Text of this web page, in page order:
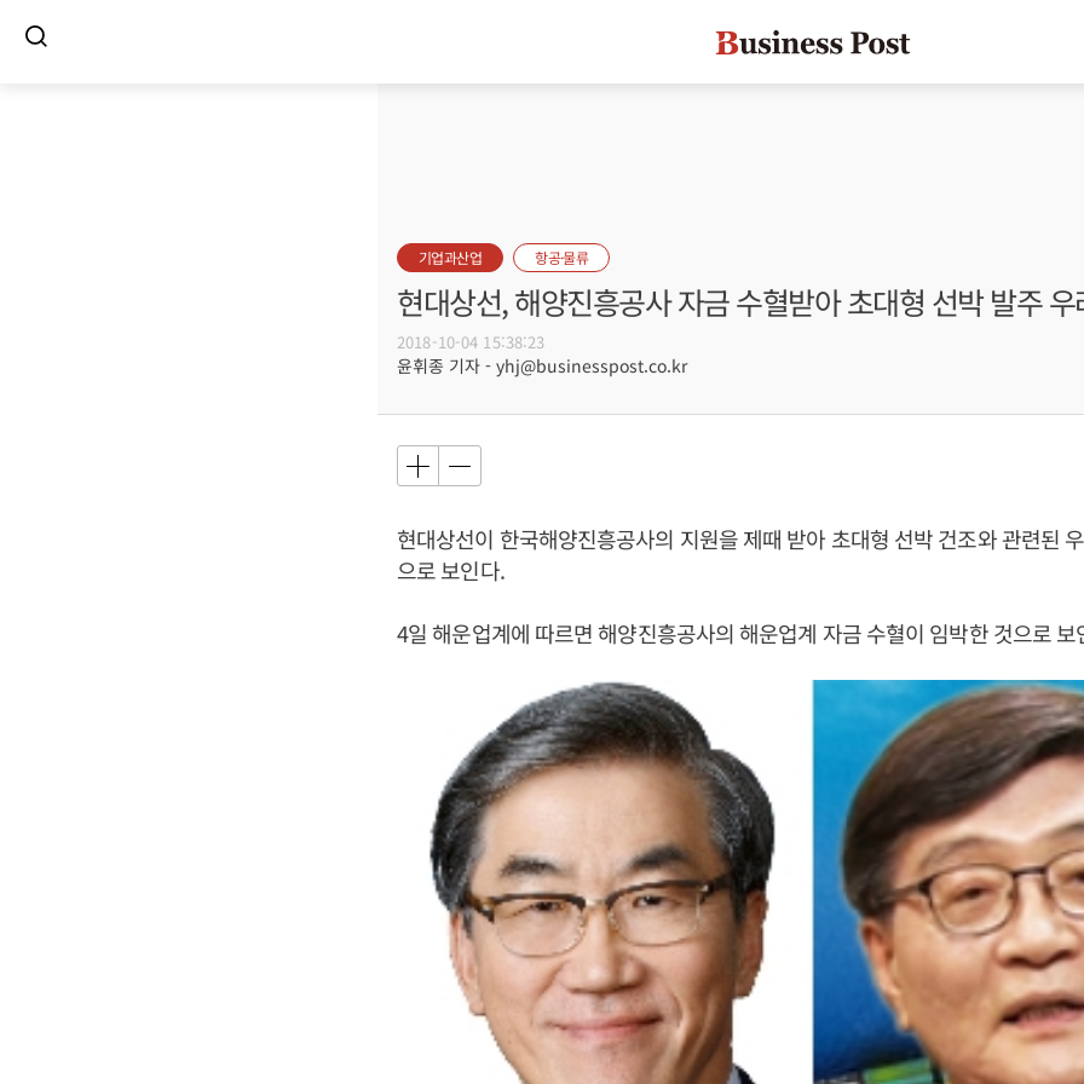
기업과산업 항공·물류
현대상선, 해양진흥공사 자금 수혈받아 초대형 선박 발주
2018-10-04 15:38:23
윤휘종 기자 - yhj@businesspost.co.kr
현대상선이 한국해양진흥공사의 지원을 제때 받아 초대형 선박 건조와 관련된
으로 보인다.
4일 해운업계에 따르면 해양진흥공사의 해운업계 자금 수혈이 임박한 것으로